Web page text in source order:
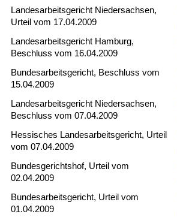
Landesarbeitsgericht Niedersachsen,
Urteil vom 17.04.2009
Landesarbeitsgericht Hamburg,
Beschluss vom 16.04.2009
Bundesarbeitsgericht, Beschluss vom
15.04.2009
Landesarbeitsgericht Niedersachsen,
Beschluss vom 07.04.2009
Hessisches Landesarbeitsgericht, Urteil
vom 07.04.2009
Bundesgerichtshof, Urteil vom
02.04.2009
Bundesarbeitsgericht, Urteil vom
01.04.2009